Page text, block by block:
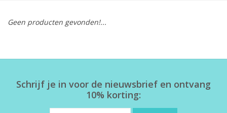
Geen producten gevonden!...
Schrijf je in voor de nieuwsbrief en ontvang
10% korting: